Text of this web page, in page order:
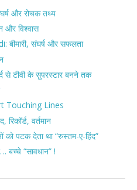
और रोचक तथ्य
और विश्वास
संघर्ष और सफलता
से टीवी के सुपरस्टार बनने तक
Touching Lines
वर्तमान
को पटक देता था “रुस्तम-ए-हिंद”
बच्चे “सावधान” !